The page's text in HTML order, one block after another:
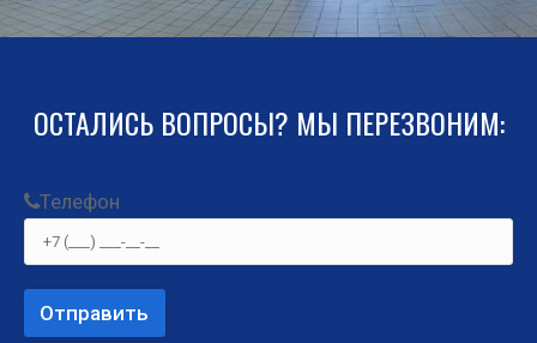
ОСТАЛИСЬ ВОПРОСЫ? МЫ ПЕРЕЗВОНИМ:
Теле­фон